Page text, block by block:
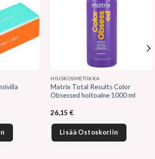
HIUSKOSMETIIKKA
Matrix Total Results Color
Obsessed hoitoaine 1000 ml
26,15€
Lisää Ostoskoriin